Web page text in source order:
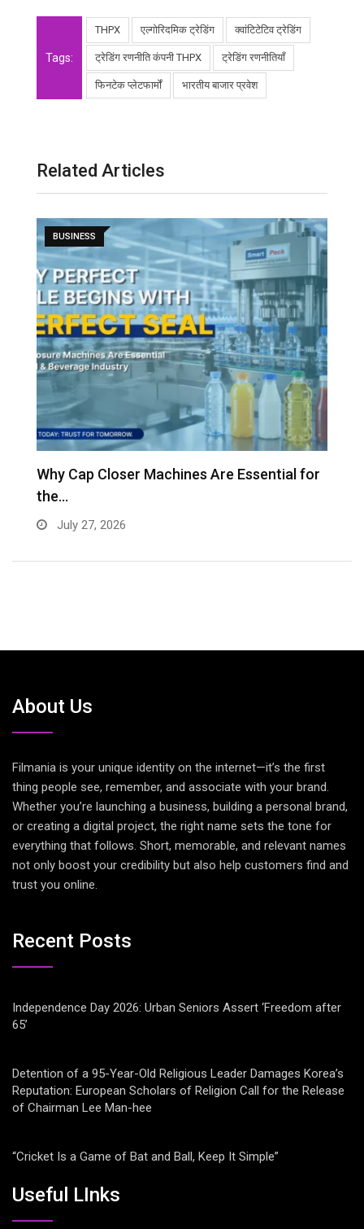
Tags:
THPX एल्गोरिदमिक ट्रेडिंग क्वांटिटेटिव ट्रेडिंग
ट्रेडिंग रणनीति कंपनी THPX ट्रेडिंग रणनीतियाँ
फिनटेक प्लेटफार्मों भारतीय बाजार प्रवेश
Related Articles
BUSINESS
Why Cap Closer Machines Are Essential for
the…
July 27, 2026
About Us
Filmania is your unique identity on the internet—it’s the first
thing people see, remember, and associate with your brand.
Whether you’re launching a business, building a personal brand,
or creating a digital project, the right name sets the tone for
everything that follows. Short, memorable, and relevant names
not only boost your credibility but also help customers find and
trust you online.
Recent Posts
Independence Day 2026: Urban Seniors Assert ‘Freedom after
65’
Detention of a 95-Year-Old Religious Leader Damages Korea’s
Reputation: European Scholars of Religion Call for the Release
of Chairman Lee Man-hee
“Cricket Is a Game of Bat and Ball, Keep It Simple”
Useful LInks